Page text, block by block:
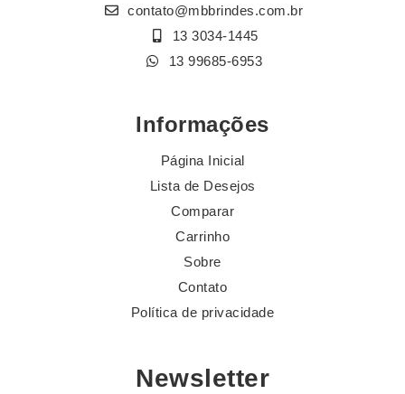
contato@mbbrindes.com.br
13 3034-1445
13 99685-6953
Informações
Página Inicial
Lista de Desejos
Comparar
Carrinho
Sobre
Contato
Política de privacidade
Newsletter